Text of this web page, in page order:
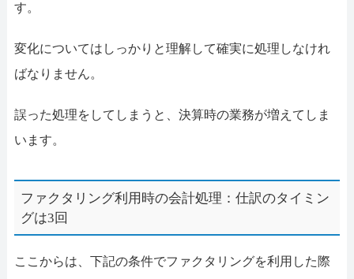
す。
変化についてはしっかりと理解して確実に処理しなけれ
ばなりません。
誤った処理をしてしまうと、決算時の業務が増えてしま
います。
ファクタリング利用時の会計処理：仕訳のタイミン
グは3回
ここからは、下記の条件でファクタリングを利用した際